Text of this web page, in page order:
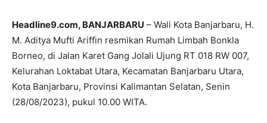
Headline9.com, BANJARBARU – Wali Kota Banjarbaru, H.
M. Aditya Mufti Ariffin resmikan Rumah Limbah Bonkla
Borneo, di Jalan Karet Gang Jolali Ujung RT 018 RW 007,
Kelurahan Loktabat Utara, Kecamatan Banjarbaru Utara,
Kota Banjarbaru, Provinsi Kalimantan Selatan, Senin
(28/08/2023), pukul 10.00 WITA.